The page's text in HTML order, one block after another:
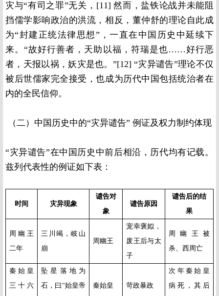
灾与“有司之罪”无关，[11] 然而，盐铁论战并未能阻
挡儒学影响政治的洪流，相反，董仲舒的理论自此成
为“封建正统法律思想”，一直在中国历史中延续下
来。“故好行善者，天助以福，符瑞是也……好行恶
者，天报以祸，妖灾是也。”[12] “灾异谴告”理论不仅
被后世儒家完全接受，也成为历代中国包括统治者在
内的全民信仰。
（二）中国历史中的“灾异谴告” 例证及权力制约体现
“灾异谴告”在中国历史中前后相沿，历代均有记载。
兹列代表性的例证如下表：
时间 灾异现象
谴告对
象
谴告原因
谴告后的结
果
周幽王
二年
三川竭，岐山
崩
周幽王
宠幸褒姒，
废王后与太
子
周幽王被
杀、西周亡
秦始皇
三十六
坠星落地为
石，曰“始皇帝
秦始皇 苛政暴政
次年秦始皇
病死，其后